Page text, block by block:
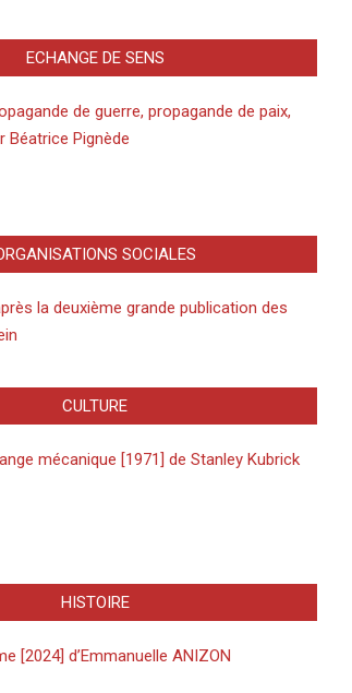
ECHANGE DE SENS
de guerre, propagande de paix,
Béatrice Pignède
SOCIALES
la deuxième grande publication des
CULTURE
mécanique [1971] de Stanley Kubrick
HISTOIRE
[2024] d’Emmanuelle ANIZON